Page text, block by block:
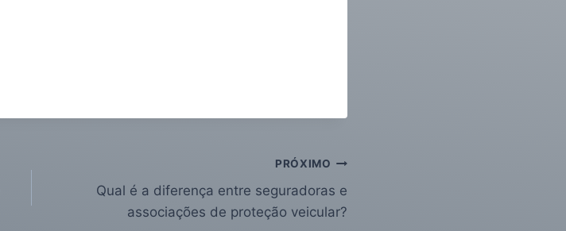
PRÓXIMO
Qual é a diferença entre seguradoras e
associações de proteção veicular?